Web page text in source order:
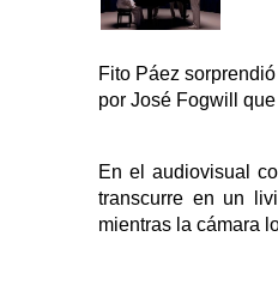
Fito Páez
por José Fogwill
En el audiovisual
transcurre en un
mientras la cámara